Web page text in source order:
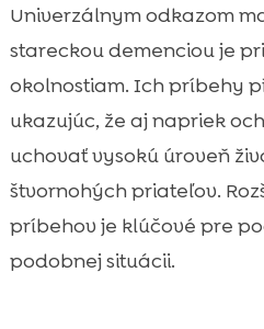
Univerzálnym odkazom
stareckou demenciou je
okolnostiam. Ich príbehy
ukazujúc, že aj napriek
uchovať vysokú úroveň
štvornohých priateľov.
príbehov je klúčové pre
podobnej situácii.